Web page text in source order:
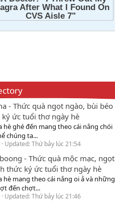
- Thức quà ngọt ngào, bùi béo
ức tuổi thơ ngày hè
hè ghé đến mang theo cái nắng chói
chúng ta...
Updated:Thứ bảy lúc 21:54
- Thức quà mộc mạc, ngọt
thức ký ức tuổi thơ ngày hè
hè mang theo cái nắng oi ả và những
đến chợt...
Updated:Thứ bảy lúc 21:46